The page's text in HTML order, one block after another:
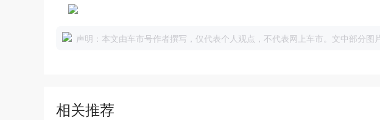
声明：本文由车市号作者撰写，仅代表个人观点，不代表网上车市。文中部分图
相关推荐